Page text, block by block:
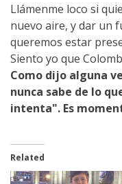
Llámenme loco si
nuevo aire, y dar un
queremos estar
Siento yo que
Como dijo alguna
nunca sabe de lo
intenta". Es
Related